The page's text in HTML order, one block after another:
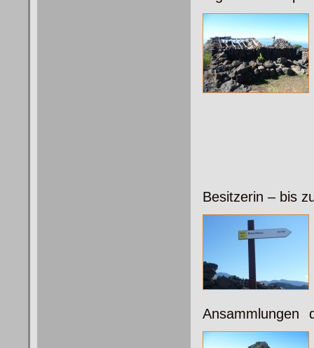
Besitzerin – bis
Ansammlungen